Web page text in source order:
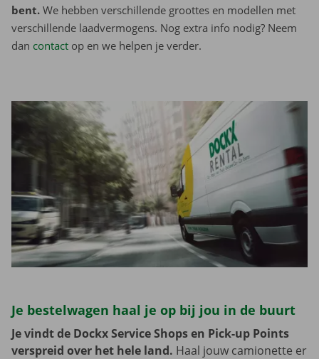
bent. We hebben verschillende groottes en modellen met
verschillende laadvermogens. Nog extra info nodig? Neem
dan contact op en we helpen je verder.
Je bestelwagen haal je op bij jou in de buurt
Je vindt de Dockx Service Shops en Pick-up Points
verspreid over het hele land. Haal jouw camionette er